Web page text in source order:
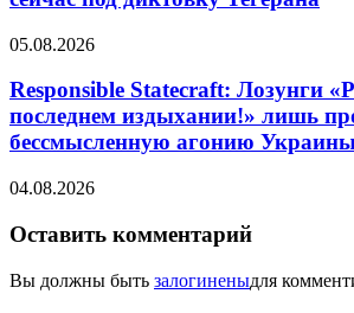
05.08.2026
Responsible Statecraft: Лозунги
последнем издыхании!» лишь
бессмысленную агонию
04.08.2026
Оставить комментарий
Вы должны быть залогиненыдля